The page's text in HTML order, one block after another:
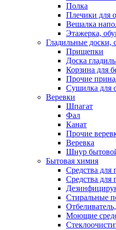
Полка
Плечики для
Вешалка
Этажерка,
Гладильные доски,
Прищепки
Доска
Корзина для
Прочие
Сушилка для
Веревки
Шпагат
Фал
Канат
Прочие
Веревка
Шнур
Бытовая химия
Средства для
Средства для
Стиральные
Моющие